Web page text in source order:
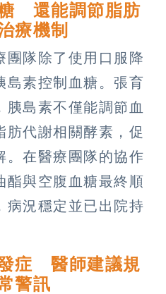
還能調節脂肪
療機制
團隊除了使用口服降
島素控制血糖。張育
胰島素不僅能調節血
肪代謝相關酵素，促
。在醫療團隊的協作
酯與空腹血糖最終順
病況穩定並已出院持
症 醫師建議規
警訊